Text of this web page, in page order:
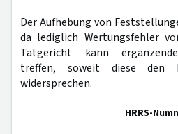
Der Aufhebung von
da lediglich Wertungsfehler
Tatgericht kann
treffen, soweit diese den
widersprechen.
HRRS-